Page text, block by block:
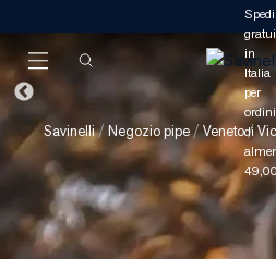
Savinelli/ Negozio pipe/Veneto/